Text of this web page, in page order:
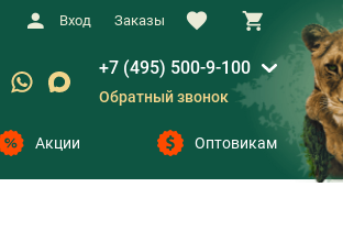
Вход Заказы
+7 (495) 500-9-100
Обратный звонок
Акции Оптовикам